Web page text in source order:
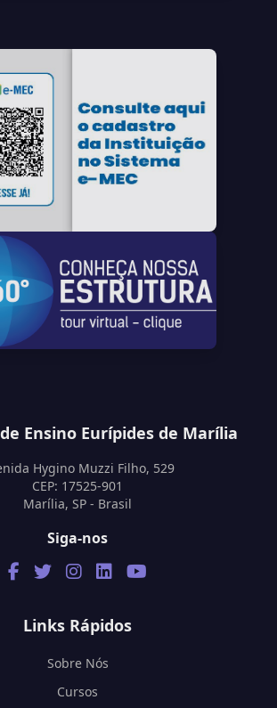
Ensino Eurípides de Marília
Hygino Muzzi Filho, 529
CEP: 17525-901
Marília, SP - Brasil
Siga-nos
Links Rápidos
Sobre Nós
Cursos